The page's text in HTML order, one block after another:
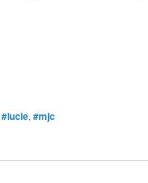
#lucie, #mjc